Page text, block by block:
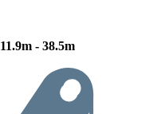
11.9m - 38.5m